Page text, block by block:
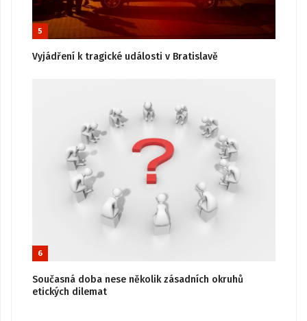
5
Vyjádření k tragické události v Bratislavě
6
Současná doba nese několik zásadních okruhů
etických dilemat